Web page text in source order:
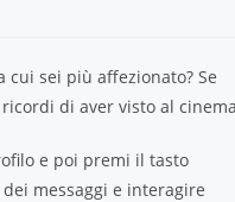
sei più affezionato? Se
di aver visto al
e poi premi il tasto
messaggi e interagire